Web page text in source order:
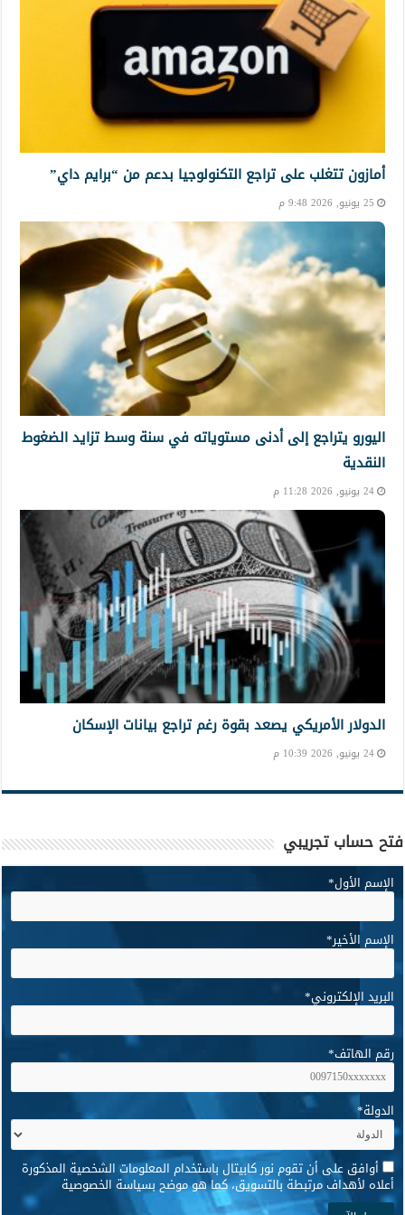
أمازون تتغلب على تراجع التكنولوجيا بدعم من “برايم داي”
25 يونيو, 2026 9:48 م
اليورو يتراجع إلى أدنى مستوياته في سنة وسط تزايد الضغوط
النقدية
24 يونيو, 2026 11:28 م
الدولار الأمريكي يصعد بقوة رغم تراجع بيانات الإسكان
24 يونيو, 2026 10:39 م
فتح حساب تجريبي
الإسم الأول*
الإسم الأخير*
البريد الإلكتروني*
رقم الهاتف*
الدولة*
* أوافق على أن تقوم نور كابيتال باستخدام المعلومات الشخصية المذكورة
أعلاه لأهداف مرتبطة بالتسويق، كما هو موضح بسياسة الخصوصية